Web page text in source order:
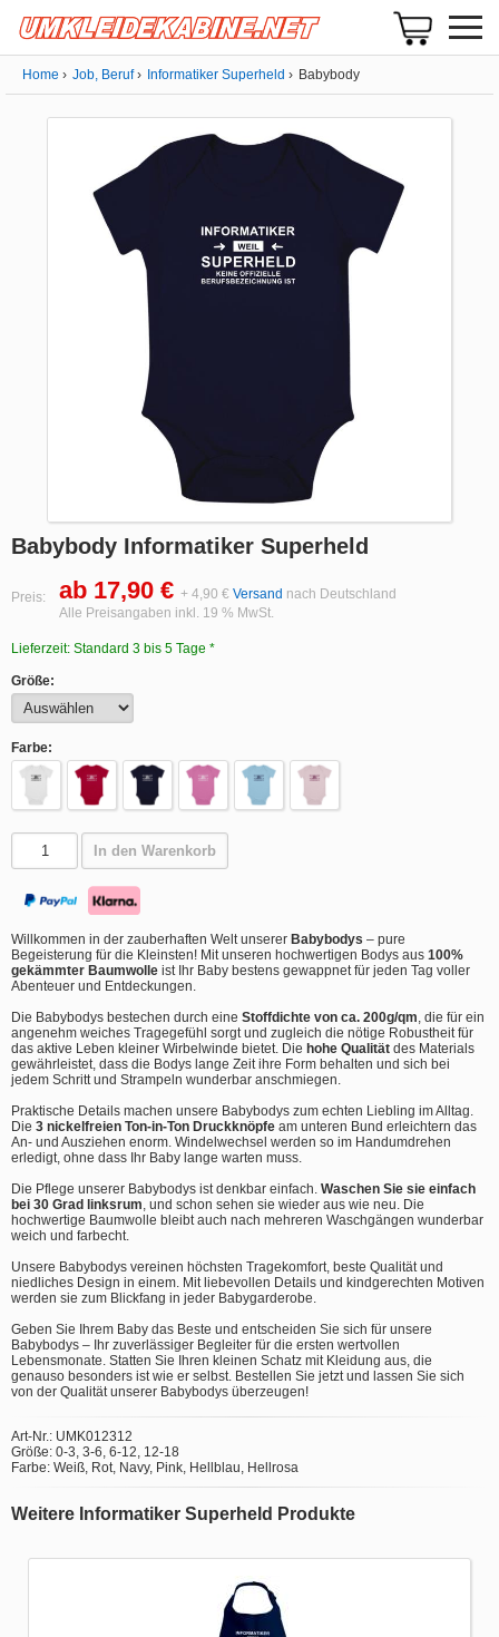
Home Job, Beruf Informatiker Superheld Babybody
Babybody Informatiker Superheld
Preis: ab 17,90 € + 4,90 € Versand nach Deutschland
Alle Preisangaben inkl. 19 % MwSt.
Lieferzeit: Standard 3 bis 5 Tage *
Größe:
Farbe:
In den Warenkorb
Willkommen in der zauberhaften Welt unserer Babybodys – pure
Begeisterung für die Kleinsten! Mit unseren hochwertigen Bodys aus 100%
gekämmter Baumwolle ist Ihr Baby bestens gewappnet für jeden Tag voller
Abenteuer und Entdeckungen.
Die Babybodys bestechen durch eine Stoffdichte von ca. 200g/qm , die für ein
angenehm weiches Tragegefühl sorgt und zugleich die nötige Robustheit für
das aktive Leben kleiner Wirbelwinde bietet. Die hohe Qualität des Materials
gewährleistet, dass die Bodys lange Zeit ihre Form behalten und sich bei
jedem Schritt und Strampeln wunderbar anschmiegen.
Praktische Details machen unsere Babybodys zum echten Liebling im Alltag.
Die 3 nickelfreien Ton-in-Ton Druckknöpfe am unteren Bund erleichtern das
An- und Ausziehen enorm. Windelwechsel werden so im Handumdrehen
erledigt, ohne dass Ihr Baby lange warten muss.
Die Pflege unserer Babybodys ist denkbar einfach. Waschen Sie sie einfach
bei 30 Grad linksrum , und schon sehen sie wieder aus wie neu. Die
hochwertige Baumwolle bleibt auch nach mehreren Waschgängen wunderbar
weich und farbecht.
Unsere Babybodys vereinen höchsten Tragekomfort, beste Qualität und
niedliches Design in einem. Mit liebevollen Details und kindgerechten Motiven
werden sie zum Blickfang in jeder Babygarderobe.
Geben Sie Ihrem Baby das Beste und entscheiden Sie sich für unsere
Babybodys – Ihr zuverlässiger Begleiter für die ersten wertvollen
Lebensmonate. Statten Sie Ihren kleinen Schatz mit Kleidung aus, die
genauso besonders ist wie er selbst. Bestellen Sie jetzt und lassen Sie sich
von der Qualität unserer Babybodys überzeugen!
Art-Nr.: UMK012312
Größe: 0-3, 3-6, 6-12, 12-18
Farbe: Weiß, Rot, Navy, Pink, Hellblau, Hellrosa
Weitere Informatiker Superheld Produkte